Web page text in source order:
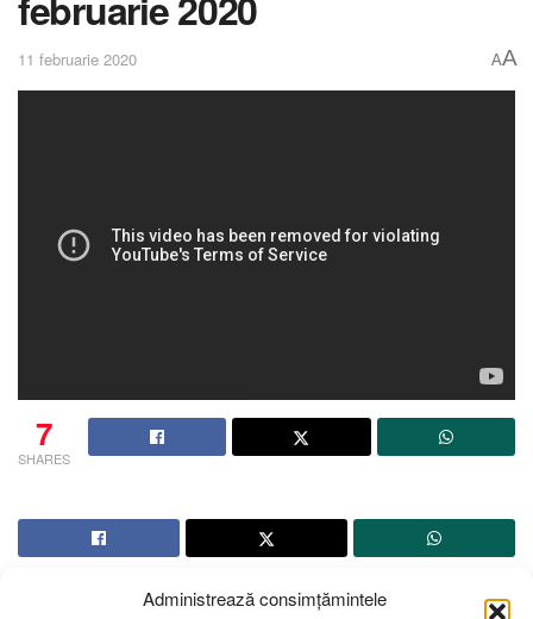
Administrează consimțămintele
11 februarie 2020 AA
7
SHARES